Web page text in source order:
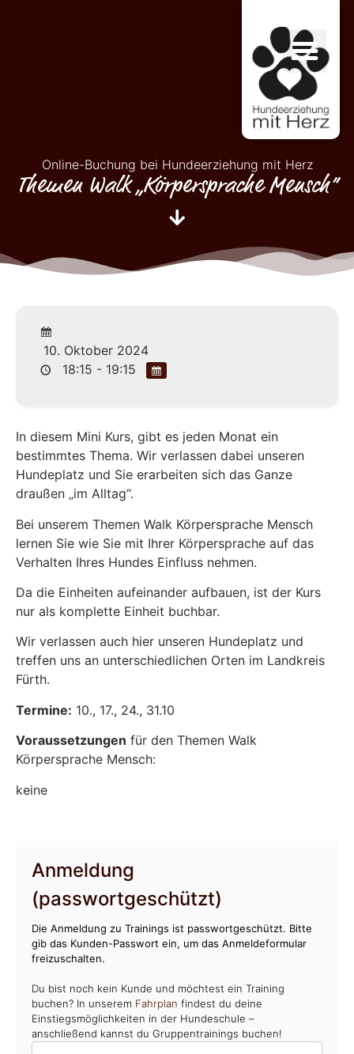
Online-Buchung bei Hundeerziehung mit Herz
Themen Walk „Körpersprache Mensch“
10. Oktober 2024
18:15 - 19:15
In diesem Mini Kurs, gibt es jeden Monat ein
bestimmtes Thema. Wir verlassen dabei unseren
Hundeplatz und Sie erarbeiten sich das Ganze
draußen „im Alltag“.
Bei unserem Themen Walk Körpersprache Mensch
lernen Sie wie Sie mit Ihrer Körpersprache auf das
Verhalten Ihres Hundes Einfluss nehmen.
Da die Einheiten aufeinander aufbauen, ist der Kurs
nur als komplette Einheit buchbar.
Wir verlassen auch hier unseren Hundeplatz und
treffen uns an unterschiedlichen Orten im Landkreis
Fürth.
Termine: 10., 17., 24., 31.10
Voraussetzungen für den Themen Walk
Körpersprache Mensch:
keine
Anmeldung
(passwortgeschützt)
Die Anmeldung zu Trainings ist passwortgeschützt. Bitte
gib das Kunden-Passwort ein, um das Anmeldeformular
freizuschalten.
Du bist noch kein Kunde und möchtest ein Training
buchen? In unserem Fahrplan findest du deine
Einstiegsmöglichkeiten in der Hundeschule –
anschließend kannst du Gruppentrainings buchen!